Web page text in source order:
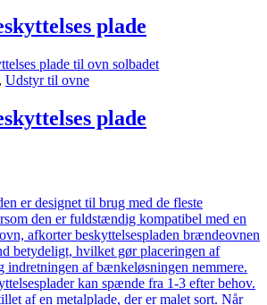
plade
Udstyr til ovne
plade
er designet til brug med de fleste
den er fuldstændig kompatibel med en
afkorter beskyttelsespladen brændeovnen
betydeligt, hvilket gør placeringen af
indretningen af bænkeløsningen nemmere.
kan spænde fra 1-3 efter behov.
af en metalplade, der er malet sort. Når